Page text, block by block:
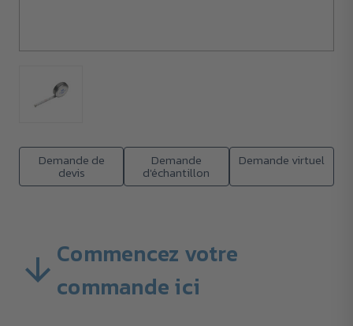
Demande de
devis
Demande
d'échantillon
Demande virtuel
Commencez votre
commande ici